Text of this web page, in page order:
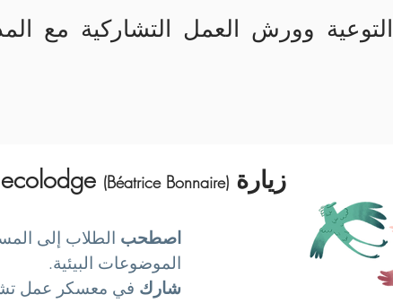
وورش العمل التشاركية مع
زيارة Aloe d'Agafay ecolodge (Béatrice Bonnaire)
اصطحب الطلاب إلى
الموضوعات البيئية.
شارك في معسكر عمل